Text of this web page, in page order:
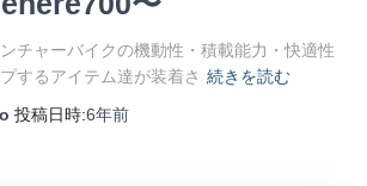
チャーバイクの機動性・積載能力・快適性
するアイテム達が装着さ 続きを読む
投稿日時:6年前